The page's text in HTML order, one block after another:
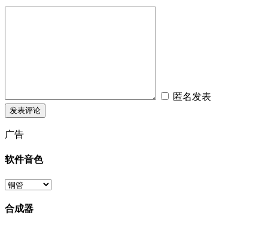
匿名发表
广告
软件音色
合成器